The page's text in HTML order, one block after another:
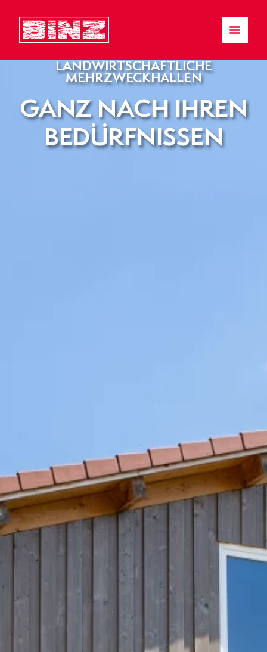
LANDWIRTSCHAFTLICHE
MEHRZWECKHALLEN
GANZ NACH IHREN
BEDÜRFNISSEN